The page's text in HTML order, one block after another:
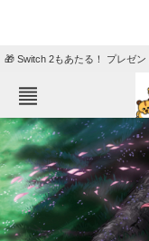
🎁 Switch 2もあたる！ プレゼン
ねとらぼメニュー
TOP
エンタメ
グルメ